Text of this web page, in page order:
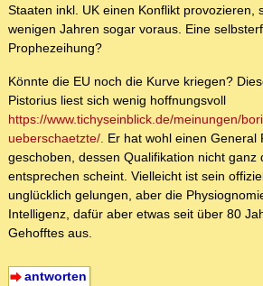
Staaten inkl. UK einen Konflikt provozieren,
wenigen Jahren sogar voraus. Eine
Prophezeihung?
Könnte die EU noch die Kurve kriegen?
Pistorius liest sich wenig hoffnungsvoll
https://www.tichyseinblick.de/meinungen/
ueberschaetzte/. Er hat wohl einen General
geschoben, dessen Qualifikation nicht ganz
entsprechen scheint. Vielleicht ist sein
unglücklich gelungen, aber die
Intelligenz, dafür aber etwas seit über 80
Gehofftes aus.
antworten